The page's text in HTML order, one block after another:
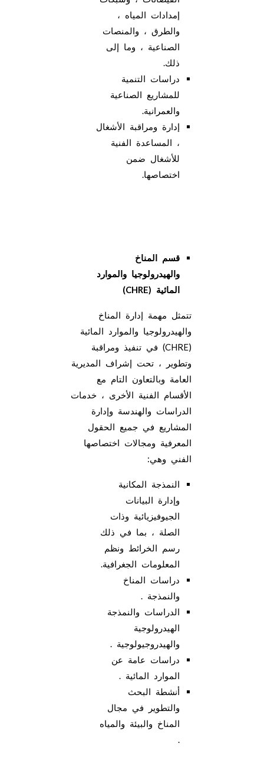
إمدادات المياه ،
والطرق ، والمنصات
الصناعية ، وما إلى
ذلك.
دراسات التنمية
للمشاريع الصناعية
والعمرانية.
إدارة ومراقبة الأشغال
، المساعدة الفنية
للأشغال ضمن
اختصاصها.
قسم المناخ
والهيدرولوجيا والموارد
المائية (CHRE)
تتمثل مهمة إدارة المناخ
والهيدرولوجيا والموارد المائية
(CHRE) في تنفيذ ومراقبة
وتطوير ، تحت إشراف المديرية
العامة وبالتعاون التام مع
الأقسام الفنية الأخرى ، خدمات
الدراسات والهندسة وإدارة
المشاريع في جميع الحقول
المعرفية ومجالات اختصاصها
الفني وهي:
النمذجة المكانية
وإدارة البيانات
الجيوفيزيائية وذات
الصلة ، بما في ذلك
رسم الخرائط ونظم
المعلومات الجغرافية.
دراسات المناخ
والنمذجة .
الدراسات والنمذجة
الهيدرولوجية
والهيدروجيولوجية .
دراسات عامة عن
الموارد المائية .
أنشطة البحث
والتطوير في مجال
المناخ والبيئة والمياه